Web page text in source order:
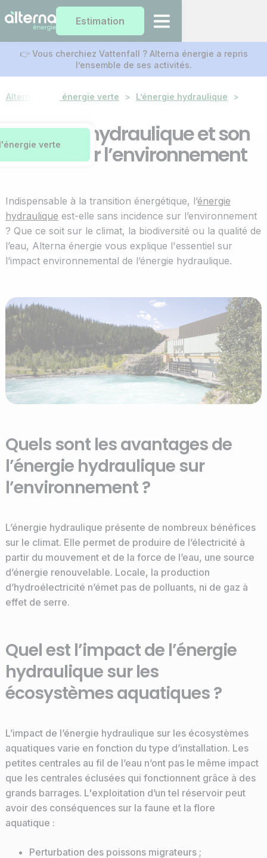
Estimation
👉 Vous cherchiez Vattenfall ? Alterna énergie a repris
l’ensemble de ses activités.
Alterna Notre énergie verte > L’énergie hydraulique >
L’énergie hydraulique et son
impact sur l’environnement
Indispensable à la transition énergétique, l’énergie
hydraulique est-elle sans incidence sur l’environnement
? Que ce soit sur le climat, la biodiversité ou la qualité de
l’eau, Alterna énergie vous explique l'essentiel sur
l’impact environnemental de l’énergie hydraulique.
Quels sont les avantages de
l’énergie hydraulique sur
l’environnement ?
L’énergie hydraulique présente de nombreux bénéfices
sur le climat. Elle permet de produire de l’électricité à
partir du mouvement et de la force de l’eau, une source
d’énergie renouvelable. Locale, la production
d’hydroélectricité n’émet pas de polluants, ni de gaz à
effet de serre.
Quel est l’impact de l’énergie
hydraulique sur les
écosystèmes aquatiques ?
L’impact de l’énergie hydraulique sur les écosystèmes
aquatiques varie en fonction du type d’installation. Les
petites centrales au fil de l’eau n’ont pas le même impact
que les centrales éclusées qui fonctionnent grâce à des
grands barrages. L'exploitation d’un tel réservoir peut
avoir des conséquences sur la faune et la flore
aquatique :
Perturbation des poissons migrateurs ;
verte